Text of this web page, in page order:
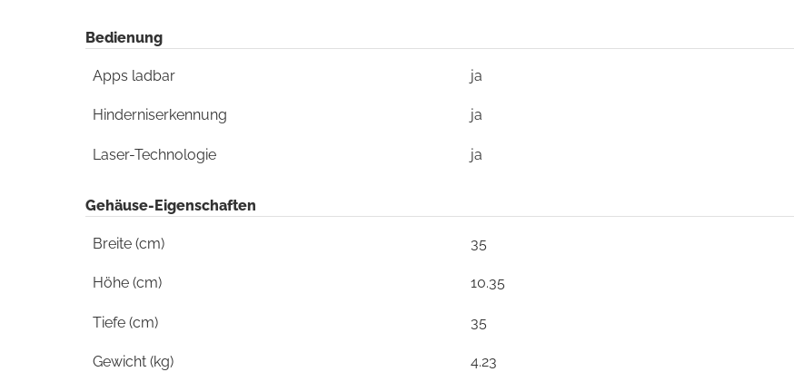
Bedienung
Apps ladbar ja
Hinderniserkennung ja
Laser-Technologie ja
Gehäuse-Eigenschaften
Breite (cm) 35
Höhe (cm) 10.35
Tiefe (cm) 35
Gewicht (kg) 4.23